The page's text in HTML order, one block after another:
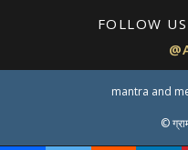
FOLLOW
mantra and
©